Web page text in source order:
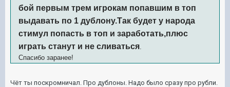
бой первым трем игрокам попавшим в топ
выдавать по 1 дублону.Так будет у народа
стимул попасть в топ и заработать,плюс
играть станут и не сливаться.
Спасибо заранее!
Чёт ты поскромничал. Про дублоны. Надо было сразу про рубли.